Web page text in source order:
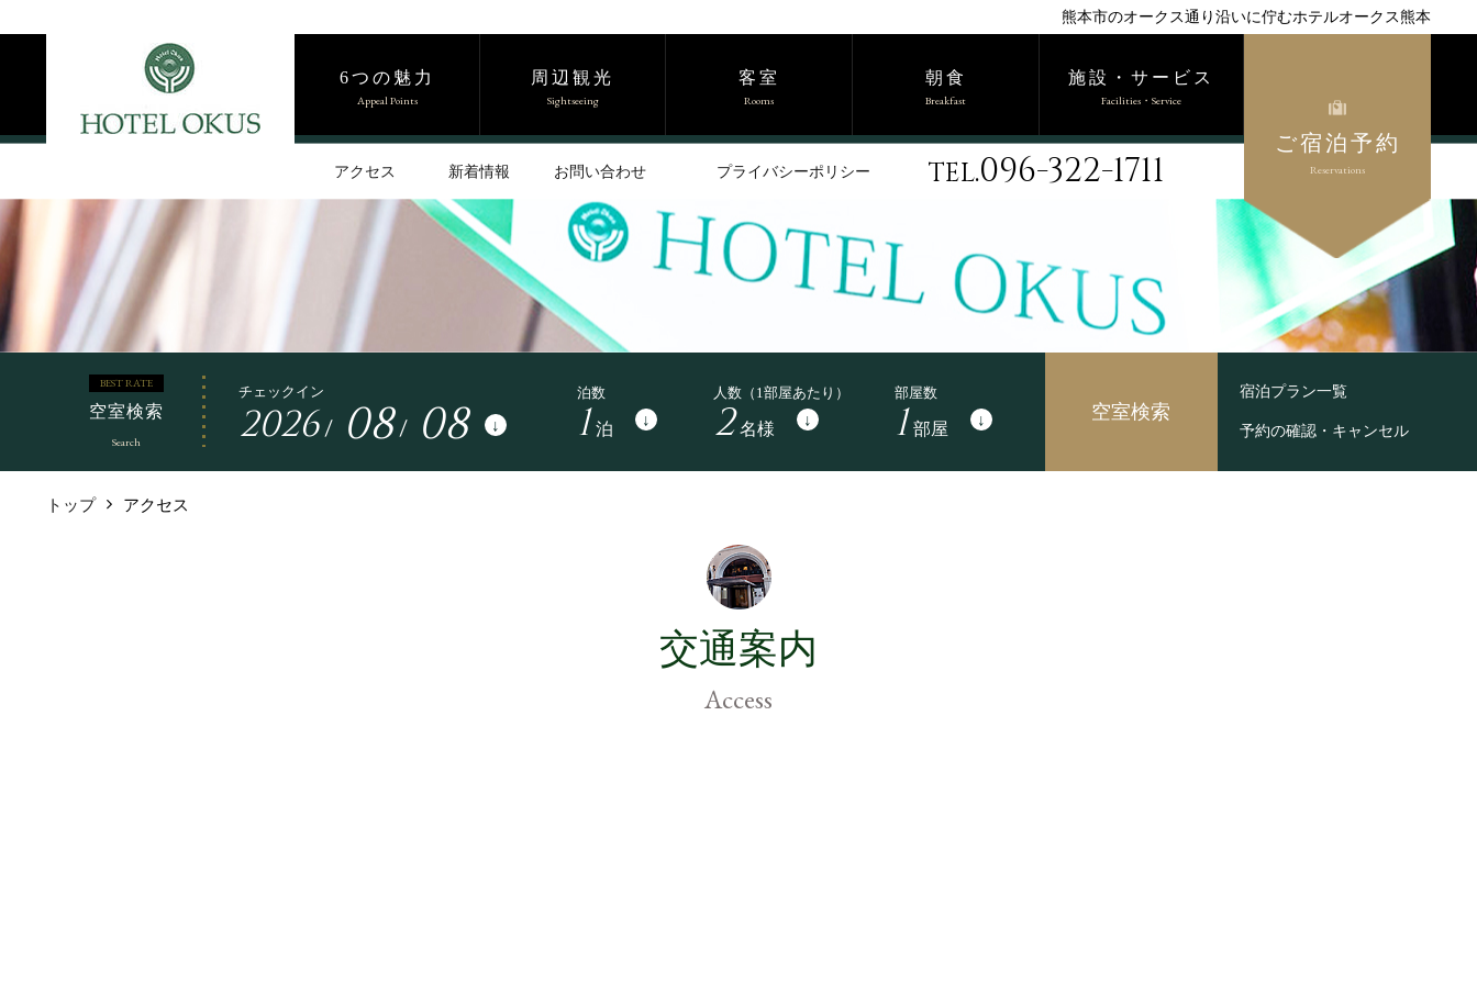
熊本市のオークス通り沿いに佇むホテルオークス熊本
6つの魅力
Appeal Points
周辺観光
Sightseeing
客室
Rooms
朝食
Breakfast
施設・サービス
Facilities・Service
ご宿泊予約
Reservations
アクセス 新着情報 お問い合わせ プライバシーポリシー TEL.096-322-1711
BEST RATE
空室検索
Search
チェックイン
2026/ 08/ 08 ↓
泊数
1 泊 ↓
人数（1部屋あたり）
2 名様 ↓
部屋数
1 部屋 ↓ 空室検索
宿泊プラン一覧
予約の確認・キャンセル
トップ アクセス
交通案内
Access